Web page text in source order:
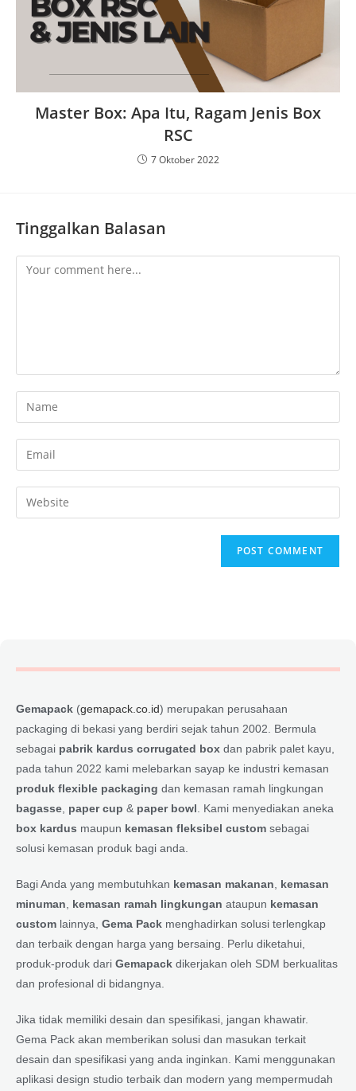
Master Box: Apa Itu, Ragam Jenis Box
RSC
7 Oktober 2022
Tinggalkan Balasan
Gemapack (gemapack.co.id) merupakan perusahaan
packaging di bekasi yang berdiri sejak tahun 2002. Bermula
sebagai pabrik kardus corrugated box dan pabrik palet kayu,
pada tahun 2022 kami melebarkan sayap ke industri kemasan
produk flexible packaging dan kemasan ramah lingkungan
bagasse paper cup & paper bowl . Kami menyediakan aneka
box kardus maupun kemasan fleksibel custom sebagai
solusi kemasan produk bagi anda.
Bagi Anda yang membutuhkan kemasan makanan
kemasan
minuman
kemasan ramah lingkungan ataupun kemasan
custom lainnya, Gema Pack menghadirkan solusi terlengkap
dan terbaik dengan harga yang bersaing. Perlu diketahui,
produk-produk dari Gemapack dikerjakan oleh SDM berkualitas
dan profesional di bidangnya.
Jika tidak memiliki desain dan spesifikasi, jangan khawatir.
Gema Pack akan memberikan solusi dan masukan terkait
desain dan spesifikasi yang anda inginkan. Kami menggunakan
aplikasi design studio terbaik dan modern yang mempermudah